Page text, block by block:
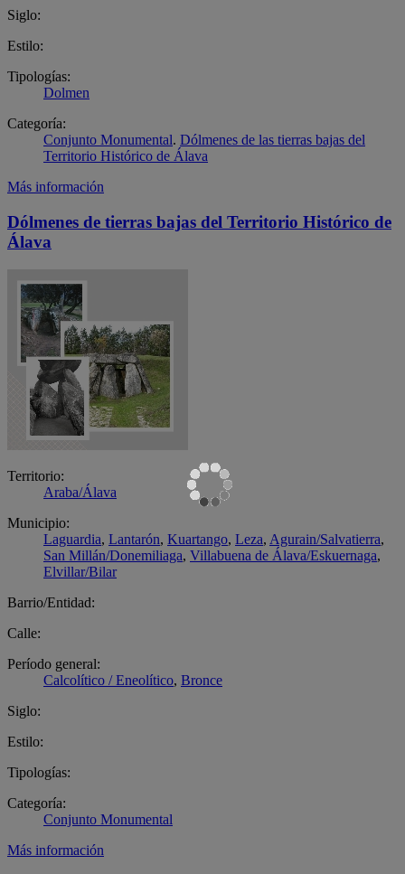
Siglo:
Estilo:
Tipologías:
Dolmen
Categoría:
Conjunto Monumental. Dólmenes de las tierras bajas del
Territorio Histórico de Álava
Más información
Dólmenes de tierras bajas del Territorio Histórico de
Álava
Territorio:
Araba/Álava
Municipio:
Laguardia, Lantarón, Kuartango, Leza, Agurain/Salvatierra,
San Millán/Donemiliaga, Villabuena de Álava/Eskuernaga,
Elvillar/Bilar
Barrio/Entidad:
Calle:
Período general:
Calcolítico / Eneolítico, Bronce
Siglo:
Estilo:
Tipologías:
Categoría:
Conjunto Monumental
Más información